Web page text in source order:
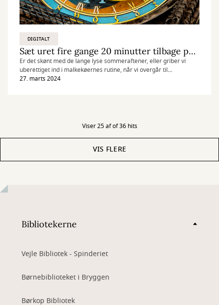
DIGITALT
Sæt uret fire gange 20 minutter tilbage på søndag…
Er det skønt med de lange lyse sommeraftener, eller griber vi
uberettiget ind i malkekøernes rutine, når vi overgår til
sommertid? Vi har været i de digitale arkiver og finde to artikler,
27. marts 2024
Viser 25 af of 36 hits
VIS FLERE
Bibliotekerne
Vejle Bibliotek - Spinderiet
Børnebiblioteket i Bryggen
Børkop Bibliotek